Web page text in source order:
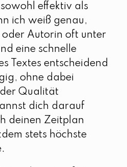
effektiv als
ich weiß genau,
oder Autorin oft unter
eine schnelle
Textes entscheidend
ohne dabei
Qualität
dich darauf
deinen Zeitplan
stets höchste